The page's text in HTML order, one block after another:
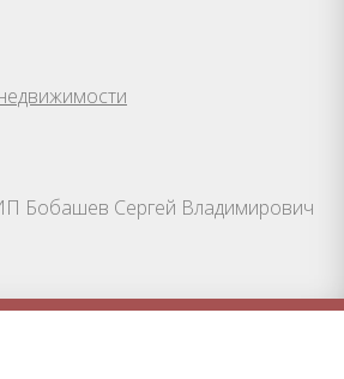
Бобашев Сергей Владимирович